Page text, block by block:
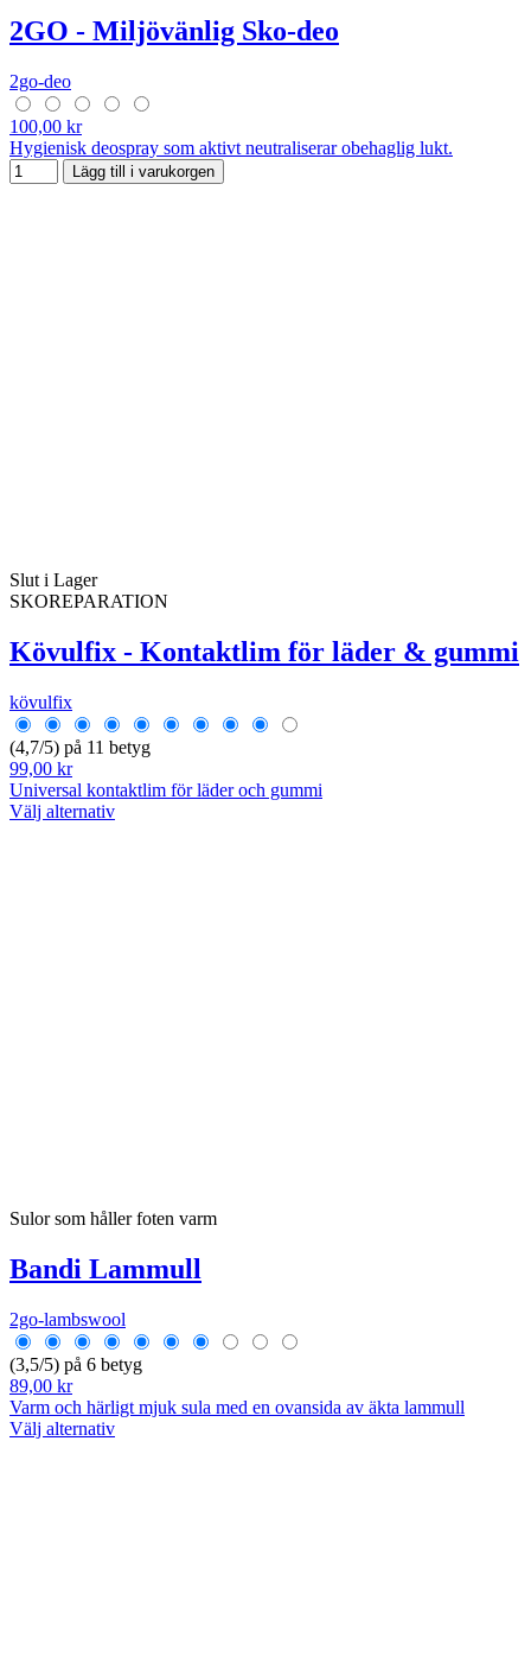
2GO - Miljövänlig Sko-deo
2go-deo
100,00 kr
Hygienisk deospray som aktivt neutraliserar obehaglig lukt.
Lägg till i varukorgen
Slut i Lager
SKOREPARATION
Kövulfix - Kontaktlim för läder & gummi
kövulfix
(4,7/5) på 11 betyg
99,00 kr
Universal kontaktlim för läder och gummi
Välj alternativ
Sulor som håller foten varm
Bandi Lammull
2go-lambswool
(3,5/5) på 6 betyg
89,00 kr
Varm och härligt mjuk sula med en ovansida av äkta lammull
Välj alternativ